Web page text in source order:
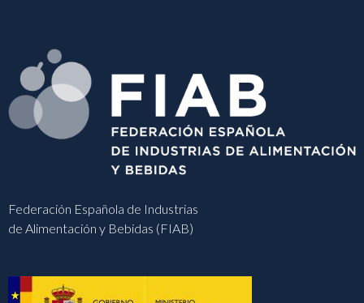
Federación Española de Industrias
de Alimentación y Bebidas (FIAB)